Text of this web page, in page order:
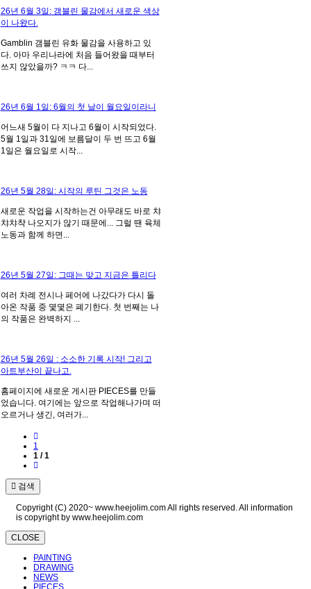
26년 6월 3일: 갬블린 물감에서 새로운 색상
이 나왔다.
Gamblin 갬블린 유화 물감을 사용하고 있
다. 아마 우리나라에 처음 들어왔을 때부터
쓰지 않았을까? ㅋㅋ 다...
26년 6월 1일: 6월의 첫 날이 월요일이라니
어느새 5월이 다 지나고 6월이 시작되었다.
5월 1일과 31일에 보름달이 두 번 뜨고 6월
1일은 월요일로 시작...
26년 5월 28일: 시작의 루틴 그것은 노동
새로운 작업을 시작하는건 아무래도 바로 챠
챠챠챡 나오지가 않기 때문에... 그럴 땐 육체
노동과 함께 하면...
26년 5월 27일: 그때는 맞고 지금은 틀리다
여러 차례 전시나 페어에 나갔다가 다시 돌
아온 작품 중 몇몇은 폐기한다. 첫 번째는 나
의 작품은 완벽하지 ...
26년 5월 26일 : 소소한 기록 시작! 그리고
아트부산이 끝나고.
홈페이지에 새로운 게시판 PIECES를 만들
었습니다. 여기에는 앞으로 작업해나가며 떠
오르거나 생긴, 여러가...
1
1 / 1
검색
Copyright (C) 2020~ www.heejolim.com All rights reserved. All information
is copyright by www.heejolim.com
CLOSE
PAINTING
DRAWING
NEWS
PIECES